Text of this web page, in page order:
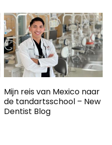
Mijn reis van Mexico naar
de tandartsschool – New
Dentist Blog